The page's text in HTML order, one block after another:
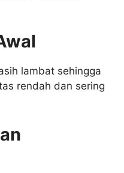
lambat sehingga
rendah dan sering